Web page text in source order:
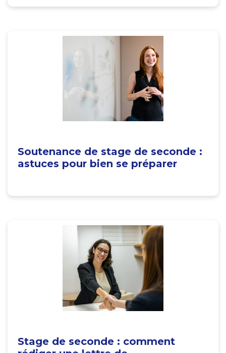
Soutenance de stage de seconde :
astuces pour bien se préparer
Stage de seconde : comment